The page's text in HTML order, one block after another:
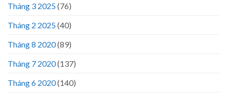
Tháng 3 2025(76)
Tháng 2 2025(40)
Tháng 8 2020(89)
Tháng 7 2020(137)
Tháng 6 2020(140)